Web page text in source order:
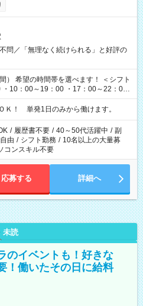
問／「無理なく続けられる」と好評の
シフト
10：00～19：00 ・17：00～22：00
：00～翌6：00 など
Ｋ！ 単発1日のみから働けます。
/ 履歴書不要 / 40～50代活躍中 / 副
由 / シフト勤務 / 10名以上の大量募
コンスキル不要
応募する 詳細へ
未読
のイベントも！好きな
！働いたその日に給料